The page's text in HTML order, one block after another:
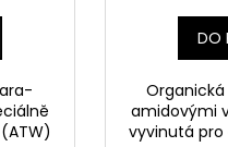
DO
amidovými
vyvinutá pro